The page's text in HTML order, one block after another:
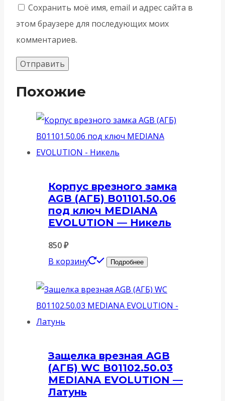
Сохранить моё имя, email и адрес сайта в
этом браузере для последующих моих
комментариев.
Похожие
Корпус врезного замка
AGB (АГБ) B01101.50.06
под ключ MEDIANA
EVOLUTION — Никель
850₽
В корзину
Подробнее
Защелка врезная AGB
(АГБ) WC B01102.50.03
MEDIANA EVOLUTION —
Латунь